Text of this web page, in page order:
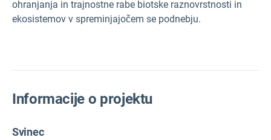
ohranjanja in trajnostne rabe biotske raznovrstnosti in
ekosistemov v spreminjajočem se podnebju.
Informacije o projektu
Svinec